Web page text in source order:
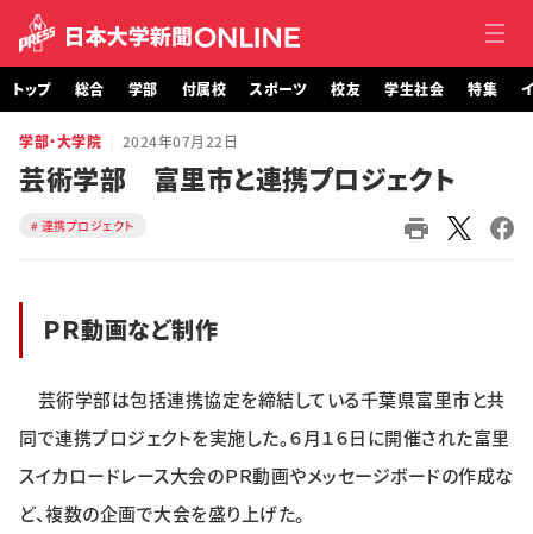
トップ
付属校
スポーツ
校友
学生社会
トップ 総合 学部 付属校 スポーツ 校友 学生社会 特集
学部・大学院 2024年07月22日
芸術学部 富里市と連携プロジェクト
連携プロジェクト
ＰＲ動画など制作
芸術学部は包括連携協定を締結している千葉県富里市と共
同で連携プロジェクトを実施した。６月１６日に開催された富里
スイカロードレース大会のＰＲ動画やメッセージボードの作成な
ど、複数の企画で大会を盛り上げた。